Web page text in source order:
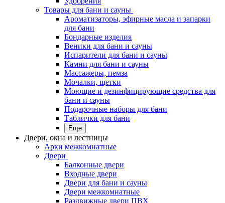
Товары для бани и сауны
Ароматизаторы, эфирные масла и запарки
для бани
Бондарные изделия
Веники для бани и сауны
Испарители для бани и сауны
Камни для бани и сауны
Массажеры, пемза
Мочалки, щетки
Моющие и дезинфицирующие средства для
бани и сауны
Подарочные наборы для бани
Таблички для бани
Еще
Двери, окна и лестницы
Арки межкомнатные
Двери
Балконные двери
Входные двери
Двери для бани и сауны
Двери межкомнатные
Раздвижные двери ПВХ